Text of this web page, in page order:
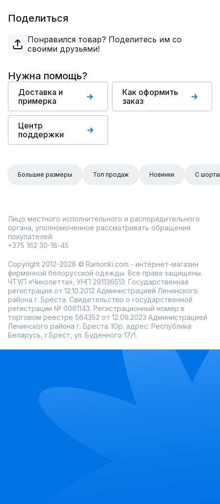
Поделиться
Понравился товар? Поделитесь им со
своими друзьями!
Нужна помощь?
Доставка и
примерка
Как оформить
заказ
Центр
поддержки
Большие размеры Топ продаж Новинки С
Лицо местного исполнительного и распорядительного
органа, уполномоченное рассматривать обращения
покупателей:
+375 162 30-18-45
Copyright 2012-2026 © Ramonki.com - интернет-магазин
фирменной белорусской одежды. Все права защищены.
ЧТУП «Чиколетта», УНП 291136513. Государственная
регистрация от 12.10.2012 Администрацией Ленинского
района г. Бреста. Свидетельство о государственной
регистрации № 0061143. Регистрационный номер в
торговом реестре 564352 от 12.09.2023 Администрацией
Ленинского района г. Бреста. Юр. адрес: Республика
Беларусь, г.Брест, ул. Буденного 17/1.